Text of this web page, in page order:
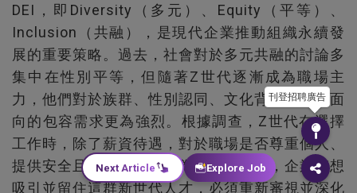
DEI，即Diversity（多元）、Equity（平等）、
Inclusion（共融），是現代企業推動組織永續發
展的重要策略。過去，社會對於多元共融的討論多
集中在性別平等，但隨著Z世代逐漸成為職場主
力，他們對於族群、性別認同、文化背景等多元面
向的包容需求更為強烈。根據調查，Z世代在選擇
工作時，除了薪資待遇，對於職場是否尊重個人、
提供安全且包容的環境尤為重視。因此，企業若想
吸引並留住這群新世代人才，必須重新審視並深化
刊登招聘廣告
Next Article Explore Job